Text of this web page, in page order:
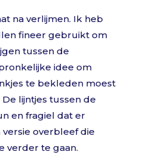
na verlijmen. Ik heb
fineer gebruikt om
tussen de
idee om
te bekleden moest
lijntjes tussen de
en fragiel dat er
overbleef die
verder te gaan.